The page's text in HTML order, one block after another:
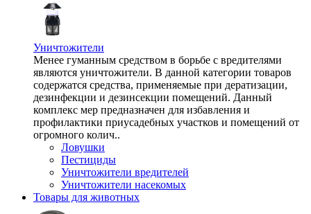
Уничтожители
Менее гуманным средством в борьбе с вредителями
являются уничтожители. В данной категории товаров
содержатся средства, применяемые при дератизации,
дезинфекции и дезинсекции помещений. Данный
комплекс мер предназначен для избавления и
профилактики приусадебных участков и помещений от
огромного колич..
Ловушки
Пестициды
Уничтожители вредителей
Уничтожители насекомых
Товары для животных